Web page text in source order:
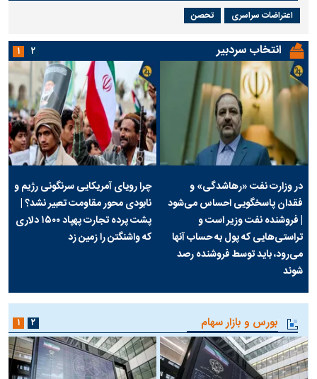
اعتراضات سراسری تحصن
انتخاب سردبیر
در وزارت نفت «رهاشدگی» و
فقدان پاسخگویی احساس می‌شود
| فروشنده نفت وزیر است و
تراستی‌هایی که پول به حساب آنها
می‌رود، باید توسط فروشنده رصد
شوند
چرا رویای آمریکایی سرنگونی رژیم و
نابودی محور مقاومت تعبیر نشد؟ |
پشت پرده تجارت پهپاد‌ ۱۵۰۰ دلاری
که واشنگتن را زمین زد
۱ ۲
بورس و بازار سهام ۱ ۲